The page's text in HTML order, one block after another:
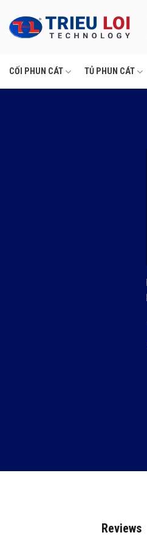
content
CỐI PHUN CÁT TỦ PHUN CÁT
Reviews